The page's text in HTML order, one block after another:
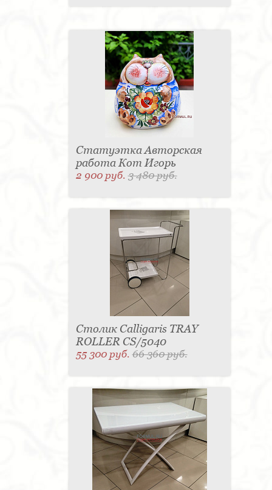
Статуэтка Авторская
работа Кот Игорь
2 900 руб.3 480 руб.
Столик Calligaris TRAY
ROLLER CS/5040
55 300 руб.66 360 руб.